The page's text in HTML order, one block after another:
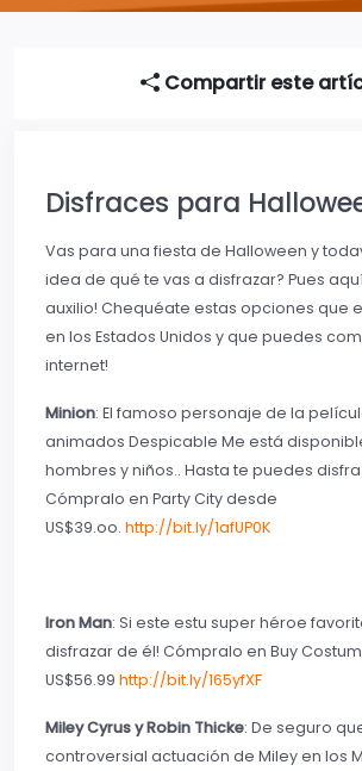
Compartir este
Disfraces para
Vas para una fiesta de Halloween y
idea de qué te vas a disfrazar? Pues
auxilio! Chequéate estas opciones que
en los Estados Unidos y que puedes
internet!
Minion: El famoso personaje de la
animados Despicable Me está
hombres y niños.. Hasta te puedes
Cómpralo en Party City desde
US$39.oo. http://bit.ly/1afUP0K
Iron Man: Si este estu super héroe
disfrazar de él! Cómpralo en Buy
US$56.99 http://bit.ly/165yfXF
Miley Cyrus y Robin Thicke: De seguro
controversial actuación de Miley en los